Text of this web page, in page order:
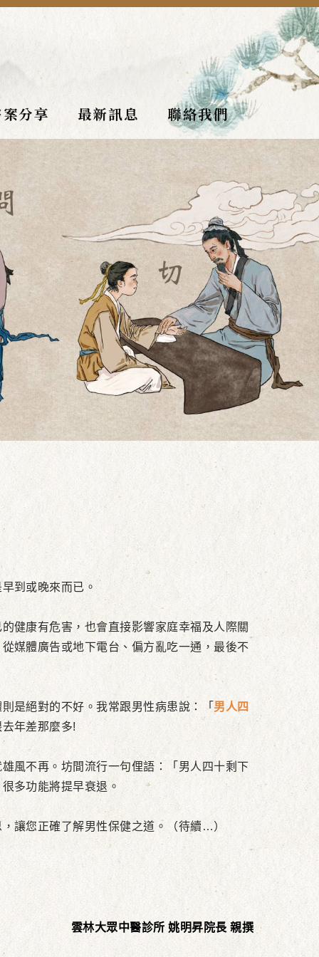
分享 最新訊息 聯絡我們
到或晚來而已。
康有危害，也會直接影響家庭幸福及人際關
媒體廣告或地下電台、偏方亂吃一通，最後不
絕對的不好。我常跟男性病患說：「 男人四
年差那麼多!
不再。坊間流行一句俚語：「男人四十剩下
多功能將提早衰退。
讓您正確了解男性保健之道。（待續…）
雲林大眾中醫診所 姚明昇院長 親撰